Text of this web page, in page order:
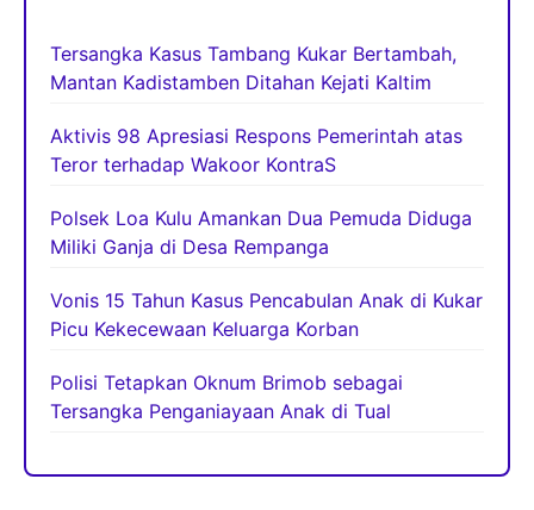
Tersangka Kasus Tambang Kukar Bertambah,
Mantan Kadistamben Ditahan Kejati Kaltim
Aktivis 98 Apresiasi Respons Pemerintah atas
Teror terhadap Wakoor KontraS
Polsek Loa Kulu Amankan Dua Pemuda Diduga
Miliki Ganja di Desa Rempanga
Vonis 15 Tahun Kasus Pencabulan Anak di Kukar
Picu Kekecewaan Keluarga Korban
Polisi Tetapkan Oknum Brimob sebagai
Tersangka Penganiayaan Anak di Tual